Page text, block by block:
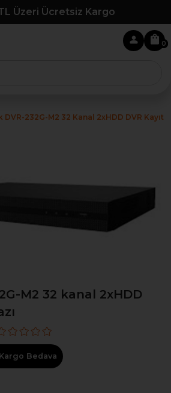
Üzeri Ücretsiz Kargo
0
DVR-232G-M2 32 Kanal 2xHDD DVR Kayıt
M2 32 kanal 2xHDD
Kargo Bedava